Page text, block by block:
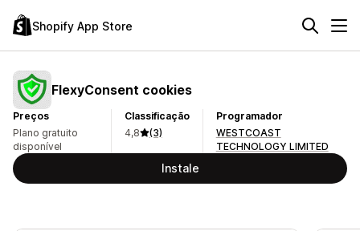
Shopify App Store
FlexyConsent cookies
Preços
Plano gratuito
disponível
Classificação
4,8
(3)
Programador
WESTCOAST
TECHNOLOGY LIMITED
Instale